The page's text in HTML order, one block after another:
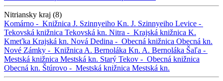
Nitriansky kraj (8)
Komárno - Knižnica J. Szinnyeiho Kn. J. Szinnyeiho Levice -
Tekovská knižnica Tekovská kn. Nitra - Krajská knižnica K.
Kmeťka Krajská kn. Nová Dedina - Obecná knižnica Obecná kn.
Nové Zámky - Knižnica A. Bernoláka Kn. A. Bernoláka Šaľa -
Mestská knižnica Mestská kn. Starý Tekov - Obecná knižnica
Obecná kn. Štúrovo - Mestská knižnica Mestská kn.